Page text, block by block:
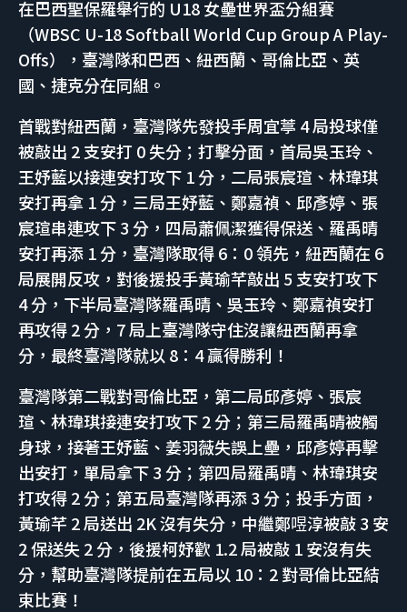
在巴西聖保羅舉行的 U18 女壘世界盃分組賽
（WBSC U-18 Softball World Cup Group A Play-
Offs），臺灣隊和巴西、紐西蘭、哥倫比亞、英
國、捷克分在同組。
首戰對紐西蘭，臺灣隊先發投手周宜葶 4 局投球僅
被敲出 2 支安打 0 失分；打擊分面，首局吳玉玲、
王妤藍以接連安打攻下 1 分，二局張宸瑄、林瑋琪
安打再拿 1 分，三局王妤藍、鄭嘉禎、邱彥婷、張
宸瑄串連攻下 3 分，四局蕭佩潔獲得保送、羅禹晴
安打再添 1 分，臺灣隊取得 6：0 領先，紐西蘭在 6
局展開反攻，對後援投手黃瑜芊敲出 5 支安打攻下
4 分，下半局臺灣隊羅禹晴、吳玉玲、鄭嘉禎安打
再攻得 2 分，7 局上臺灣隊守住沒讓紐西蘭再拿
分，最終臺灣隊就以 8：4 贏得勝利！
臺灣隊第二戰對哥倫比亞，第二局邱彥婷、張宸
瑄、林瑋琪接連安打攻下 2 分；第三局羅禹晴被觸
身球，接著王妤藍、姜羽薇失誤上壘，邱彥婷再擊
出安打，單局拿下 3 分；第四局羅禹晴、林瑋琪安
打攻得 2 分；第五局臺灣隊再添 3 分；投手方面，
黃瑜芊 2 局送出 2K 沒有失分，中繼鄭喅淳被敲 3 安
2 保送失 2 分，後援柯妤歡 1.2 局被敲 1 安沒有失
分，幫助臺灣隊提前在五局以 10：2 對哥倫比亞結
束比賽！